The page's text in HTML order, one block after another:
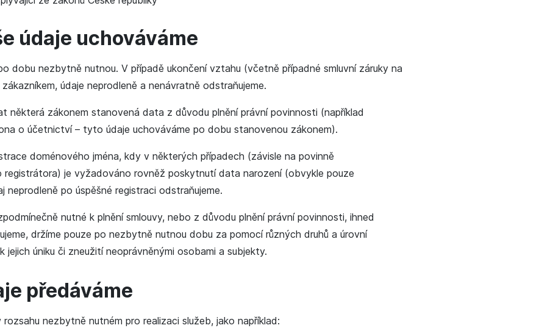
údaje uchováváme
dobu nezbytně nutnou. V případě ukončení vztahu (včetně případné smluvní záruky na
údaje neprodleně a nenávratně odstraňujeme.
některá zákonem stanovená data z důvodu plnění právní povinnosti (například
o účetnictví – tyto údaje uchováváme po dobu stanovenou zákonem).
doménového jména, kdy v některých případech (závisle na povinně
registrátora) je vyžadováno rovněž poskytnutí data narození (obvykle pouze
po úspěšné registraci odstraňujeme.
nutné k plnění smlouvy, nebo z důvodu plnění právní povinnosti, ihned
držíme pouze po nezbytně nutnou dobu za pomocí různých druhů a úrovní
úniku či zneužití neoprávněnými osobami a subjekty.
předáváme
nezbytně nutném pro realizaci služeb, jako například: